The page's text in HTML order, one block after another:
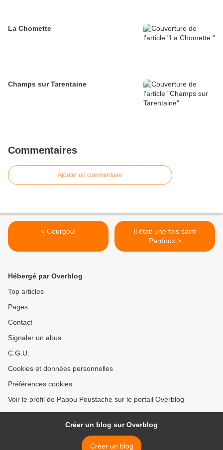
La Chomette
Champs sur Tarentaine
Commentaires
Ajouter un commentaire
< Courgoul
Il était une fois saint
Pardoux >
Hébergé par Overblog
Top articles
Pages
Contact
Signaler un abus
C.G.U.
Cookies et données personnelles
Préférences cookies
Voir le profil de Papou Poustache sur le portail Overblog
Créer un blog sur Overblog
Créer un blog